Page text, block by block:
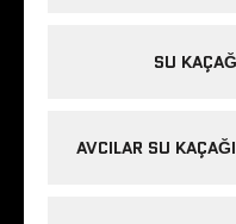
SU
AVCILAR SU